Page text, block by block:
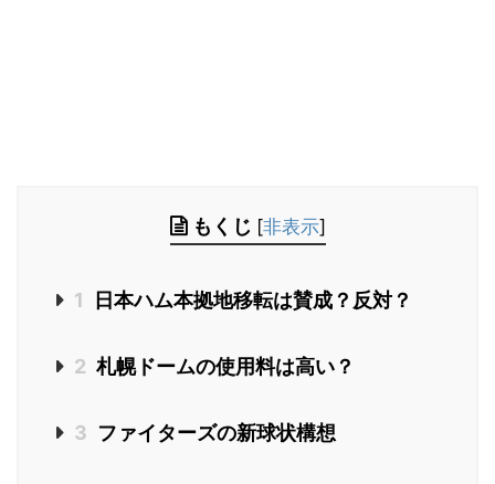
もくじ [非表示]
1 日本ハム本拠地移転は賛成？反対？
2 札幌ドームの使用料は高い？
3 ファイターズの新球状構想